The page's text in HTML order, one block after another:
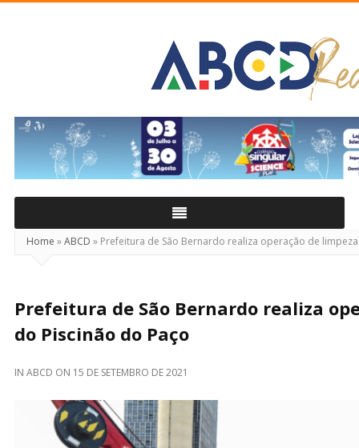
Real
Home »ABCD » Prefeitura de São Bernardo realiza operação de
Prefeitura de São Bernardo realiza
do Piscinão do Paço
IN ABCD ON 15 DE SETEMBRO DE 2021